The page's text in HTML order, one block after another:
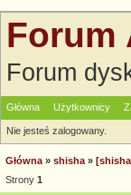
Forum
Forum
Główna Użytkownicy
Nie jesteś zalogowany.
Główna » shisha »
Strony 1